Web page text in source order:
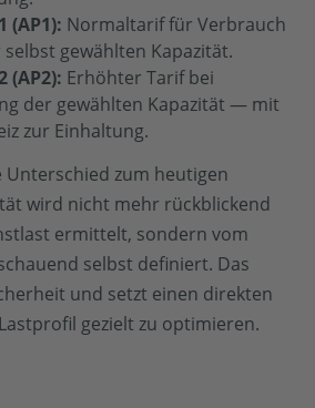
(AP1): Normaltarif für Verbrauch
gewählten Kapazität.
(AP2): Erhöhter Tarif bei
der gewählten Kapazität — mit
zur Einhaltung.
zum heutigen
wird nicht mehr rückblickend
ermittelt, sondern vom
selbst definiert. Das
und setzt einen direkten
gezielt zu optimieren.